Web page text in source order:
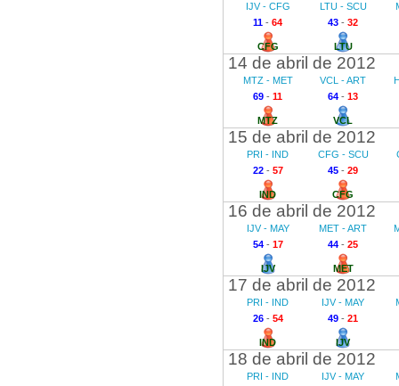
IJV - CFG
11 - 64
CFG
LTU - SCU
43 - 32
LTU
14 de abril de 2012
MTZ - MET
69 - 11
MTZ
VCL - ART
64 - 13
VCL
15 de abril de 2012
PRI - IND
22- 57
IND
CFG - SCU
45 - 29
CFG
16 de abril de 2012
IJV - MAY
54- 17
IJV
MET - ART
44 - 25
MET
17 de abril de 2012
PRI - IND
26- 54
IND
IJV - MAY
49 - 21
IJV
18 de abril de 2012
PRI - IND
IJV - MAY